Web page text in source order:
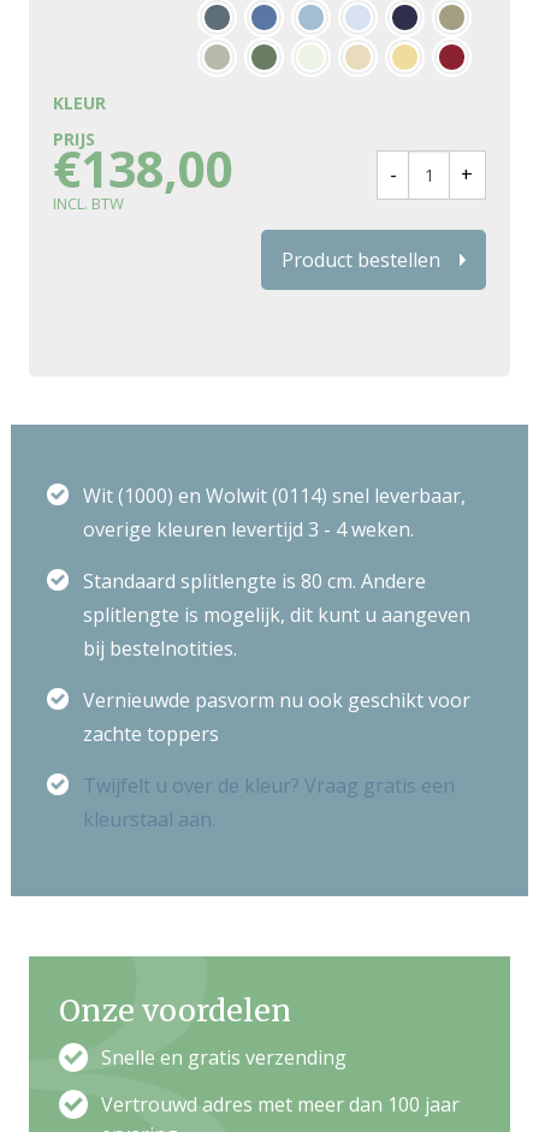
KLEUR
€138,00
Product bestellen
Wit (1000) en Wolwit (0114) snel leverbaar,
overige kleuren levertijd 3 - 4 weken.
Standaard splitlengte is 80 cm. Andere
splitlengte is mogelijk, dit kunt u aangeven
bij bestelnotities.
Vernieuwde pasvorm nu ook geschikt voor
zachte toppers
Twijfelt u over de kleur? Vraag gratis een
kleurstaal aan.
Onze voordelen
Snelle en gratis verzending
Vertrouwd adres met meer dan 100 jaar